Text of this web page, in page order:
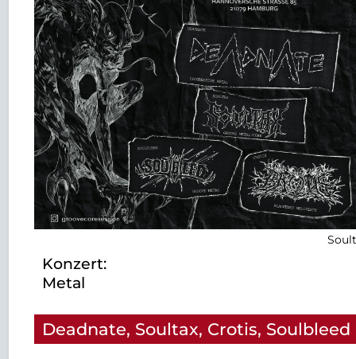
Konzert:
Metal
Deadnate, Soultax, Crotis, Soulbleed